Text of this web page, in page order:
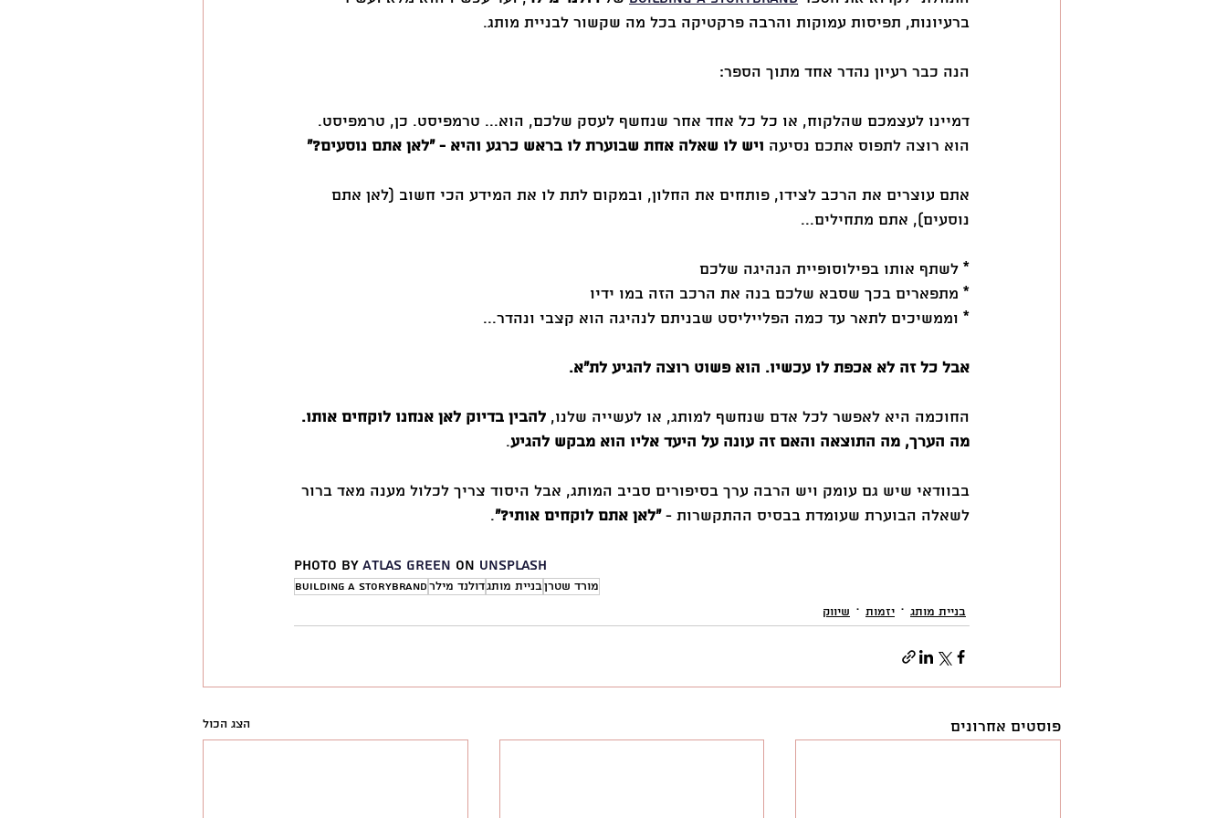
ברעיונות, תפיסות עמוקות והרבה פרקטיקה בכל מה שקשור לבניית מותג.
הנה כבר רעיון נהדר אחד מתוך הספר:
דמיינו לעצמכם שהלקוח, או כל כל אחד אחר שנחשף לעסק שלכם, הוא... טרמפיסט. כן, טרמפיסט.
הוא רוצה לתפוס אתכם נסיעה ויש לו שאלה אחת שבוערת לו בראש כרגע והיא - ״לאן אתם נוסעים?״
אתם עוצרים את הרכב לצידו, פותחים את החלון, ובמקום לתת לו את המידע הכי חשוב (לאן אתם
נוסעים), אתם מתחילים...
* לשתף אותו בפילוסופיית הנהיגה שלכם
* מתפארים בכך שסבא שלכם בנה את הרכב הזה במו ידיו
* וממשיכים לתאר עד כמה הפלייליסט שבניתם לנהיגה הוא קצבי ונהדר...
אבל כל זה לא אכפת לו עכשיו. הוא פשוט רוצה להגיע לת״א.
החוכמה היא לאפשר לכל אדם שנחשף למותג, או לעשייה שלנו, להבין בדיוק לאן אנחנו לוקחים אותו.
מה הערך, מה התוצאה והאם זה עונה על היעד אליו הוא מבקש להגיע.
בבוודאי שיש גם עומק ויש הרבה ערך בסיפורים סביב המותג, אבל היסוד צריך לכלול מענה מאד ברור
לשאלה הבוערת שעומדת בבסיס ההתקשרות - ״לאן אתם לוקחים אותי?״.
Photo by Atlas Green on Unsplash
מורד שטרןבניית מותגדולנד מילרBuilding a StoryBrand
בניית מותג
יזמות שיווק
פוסטים אחרונים הצג הכול